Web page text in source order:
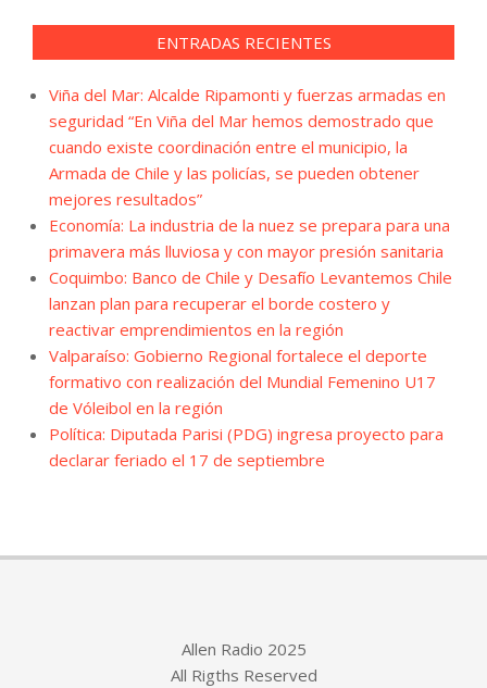
ENTRADAS RECIENTES
Viña del Mar: Alcalde Ripamonti y fuerzas armadas en
seguridad “En Viña del Mar hemos demostrado que
cuando existe coordinación entre el municipio, la
Armada de Chile y las policías, se pueden obtener
mejores resultados”
Economía: La industria de la nuez se prepara para una
primavera más lluviosa y con mayor presión sanitaria
Coquimbo: Banco de Chile y Desafío Levantemos Chile
lanzan plan para recuperar el borde costero y
reactivar emprendimientos en la región
Valparaíso: Gobierno Regional fortalece el deporte
formativo con realización del Mundial Femenino U17
de Vóleibol en la región
Política: Diputada Parisi (PDG) ingresa proyecto para
declarar feriado el 17 de septiembre
Allen Radio 2025
All Rigths Reserved